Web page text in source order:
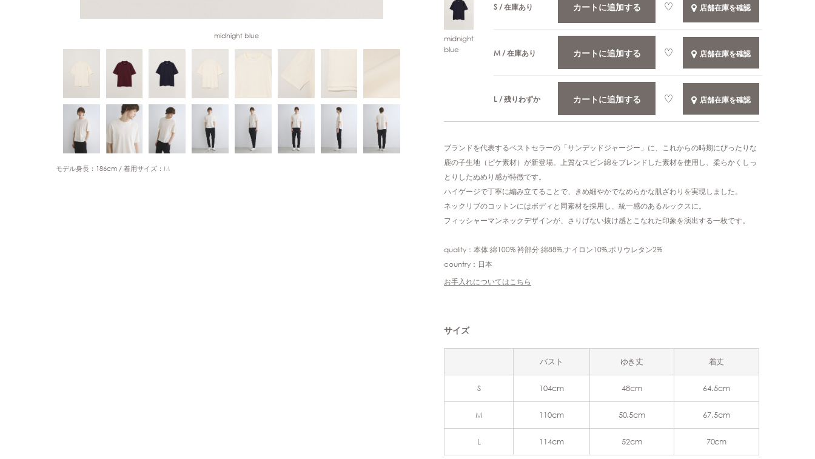
midnight blue
モデル身長：186cm 着用サイズ：M
midnight
blue
S / 在庫あり カートに追加する 店舗在庫を確認
M / 在庫あり カートに追加する 店舗在庫を確認
L / 残りわずか カートに追加する 店舗在庫を確認
ブランドを代表するベストセラーの「サンデッドジャージー」に、これからの時期にぴったりな
鹿の子生地（ピケ素材）が新登場。上質なスビン綿をブレンドした素材を使用し、柔らかくしっ
とりしたぬめり感が特徴です。
ハイゲージで丁寧に編み立てることで、きめ細やかでなめらかな肌ざわりを実現しました。
ネックリブのコットンにはボディと同素材を採用し、統一感のあるルックスに。
フィッシャーマンネックデザインが、さりげない抜け感とこなれた印象を演出する一枚です。
quality：本体:綿100% 衿部分:綿88%,ナイロン10%,ポリウレタン2%
country：日本
お手入れについてはこちら
サイズ
バスト ゆき丈 着丈
S 104cm 48cm 64.5cm
M 110cm 50.5cm 67.5cm
L 114cm 52cm 70cm